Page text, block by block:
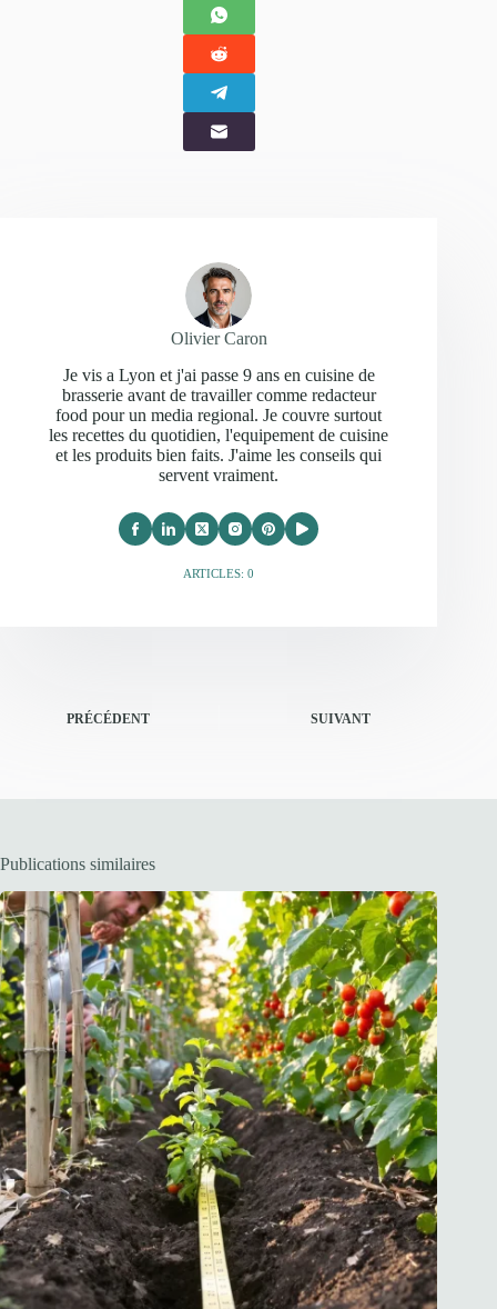
Olivier Caron
Je vis a Lyon et j'ai passe 9 ans en cuisine de
brasserie avant de travailler comme redacteur
food pour un media regional. Je couvre surtout
les recettes du quotidien, l'equipement de cuisine
et les produits bien faits. J'aime les conseils qui
servent vraiment.
ARTICLES: 0
PRÉCÉDENT SUIVANT
Publications similaires